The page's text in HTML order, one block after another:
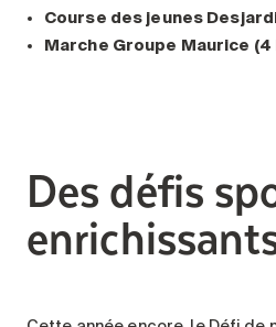
Course des jeunes
Marche Groupe Maurice (4
Des défis